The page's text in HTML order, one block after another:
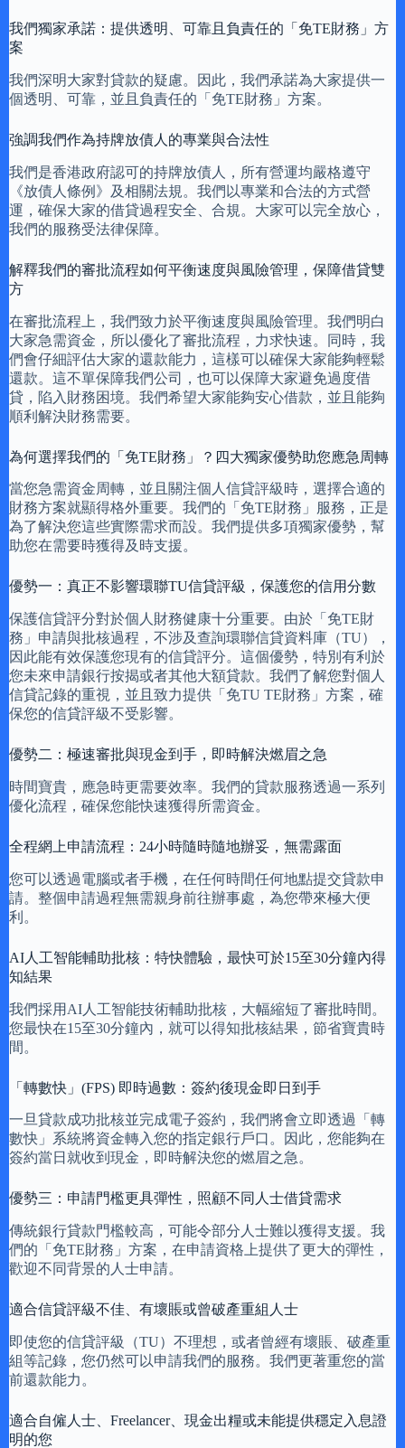
我們獨家承諾：提供透明、可靠且負責任的「免TE財務」方
案
我們深明大家對貸款的疑慮。因此，我們承諾為大家提供一
個透明、可靠，並且負責任的「免TE財務」方案。
強調我們作為持牌放債人的專業與合法性
我們是香港政府認可的持牌放債人，所有營運均嚴格遵守
《放債人條例》及相關法規。我們以專業和合法的方式營
運，確保大家的借貸過程安全、合規。大家可以完全放心，
我們的服務受法律保障。
解釋我們的審批流程如何平衡速度與風險管理，保障借貸雙
方
在審批流程上，我們致力於平衡速度與風險管理。我們明白
大家急需資金，所以優化了審批流程，力求快速。同時，我
們會仔細評估大家的還款能力，這樣可以確保大家能夠輕鬆
還款。這不單保障我們公司，也可以保障大家避免過度借
貸，陷入財務困境。我們希望大家能夠安心借款，並且能夠
順利解決財務需要。
為何選擇我們的「免TE財務」？四大獨家優勢助您應急周轉
當您急需資金周轉，並且關注個人信貸評級時，選擇合適的
財務方案就顯得格外重要。我們的「免TE財務」服務，正是
為了解決您這些實際需求而設。我們提供多項獨家優勢，幫
助您在需要時獲得及時支援。
優勢一：真正不影響環聯TU信貸評級，保護您的信用分數
保護信貸評分對於個人財務健康十分重要。由於「免TE財
務」申請與批核過程，不涉及查詢環聯信貸資料庫（TU），
因此能有效保護您現有的信貸評分。這個優勢，特別有利於
您未來申請銀行按揭或者其他大額貸款。我們了解您對個人
信貸記錄的重視，並且致力提供「免TU TE財務」方案，確
保您的信貸評級不受影響。
優勢二：極速審批與現金到手，即時解決燃眉之急
時間寶貴，應急時更需要效率。我們的貸款服務透過一系列
優化流程，確保您能快速獲得所需資金。
全程網上申請流程：24小時隨時隨地辦妥，無需露面
您可以透過電腦或者手機，在任何時間任何地點提交貸款申
請。整個申請過程無需親身前往辦事處，為您帶來極大便
利。
AI人工智能輔助批核：特快體驗，最快可於15至30分鐘內得
知結果
我們採用AI人工智能技術輔助批核，大幅縮短了審批時間。
您最快在15至30分鐘內，就可以得知批核結果，節省寶貴時
間。
「轉數快」(FPS) 即時過數：簽約後現金即日到手
一旦貸款成功批核並完成電子簽約，我們將會立即透過「轉
數快」系統將資金轉入您的指定銀行戶口。因此，您能夠在
簽約當日就收到現金，即時解決您的燃眉之急。
優勢三：申請門檻更具彈性，照顧不同人士借貸需求
傳統銀行貸款門檻較高，可能令部分人士難以獲得支援。我
們的「免TE財務」方案，在申請資格上提供了更大的彈性，
歡迎不同背景的人士申請。
適合信貸評級不佳、有壞賬或曾破產重組人士
即使您的信貸評級（TU）不理想，或者曾經有壞賬、破產重
組等記錄，您仍然可以申請我們的服務。我們更著重您的當
前還款能力。
適合自僱人士、Freelancer、現金出糧或未能提供穩定入息證
明的您